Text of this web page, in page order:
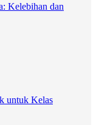
Kelebihan dan
untuk Kelas